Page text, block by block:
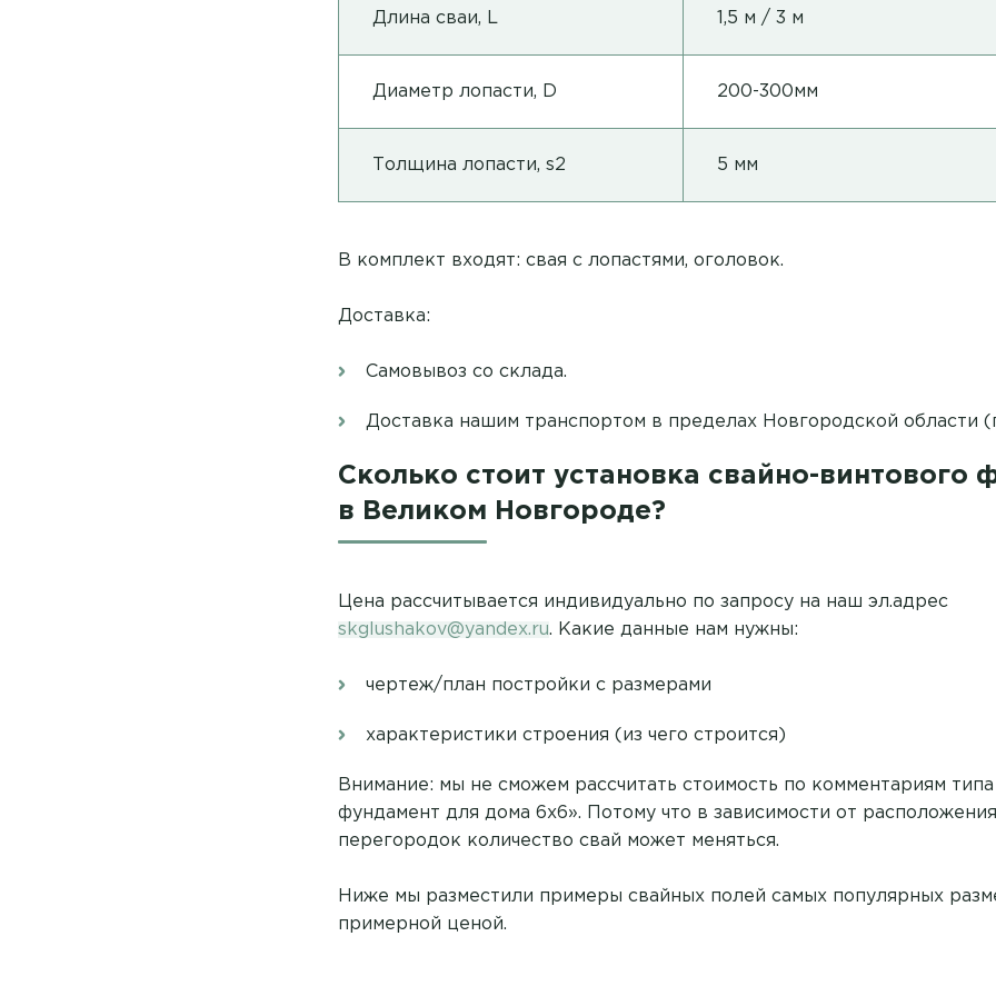
Длина сваи, L 1,5 м / 3 м
Диаметр лопасти, D 200-300мм
Толщина лопасти, s2 5 мм
В комплект входят: свая с лопастями, оголовок.
Доставка:
Самовывоз со склада.
Доставка нашим транспортом в пределах Новгородской области
Сколько стоит установка свайно-винтового
в Великом Новгороде?
Цена рассчитывается индивидуально по запросу на наш эл.адрес
skglushakov@yandex.ru. Какие данные нам нужны:
чертеж/план постройки с размерами
характеристики строения (из чего строится)
Внимание: мы не сможем рассчитать стоимость по комментариям
фундамент для дома 6х6». Потому что в зависимости от
перегородок количество свай может меняться.
Ниже мы разместили примеры свайных полей самых популярных
примерной ценой.